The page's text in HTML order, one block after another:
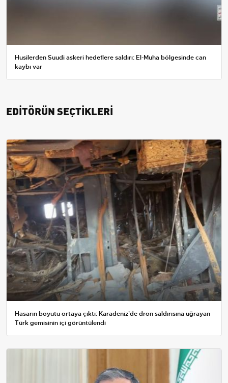
Husilerden Suudi askeri hedeflere saldırı: El-Muha bölgesinde can
kaybı var
EDİTÖRÜN SEÇTİKLERİ
Hasarın boyutu ortaya çıktı: Karadeniz'de dron saldırısına uğrayan
Türk gemisinin içi görüntülendi